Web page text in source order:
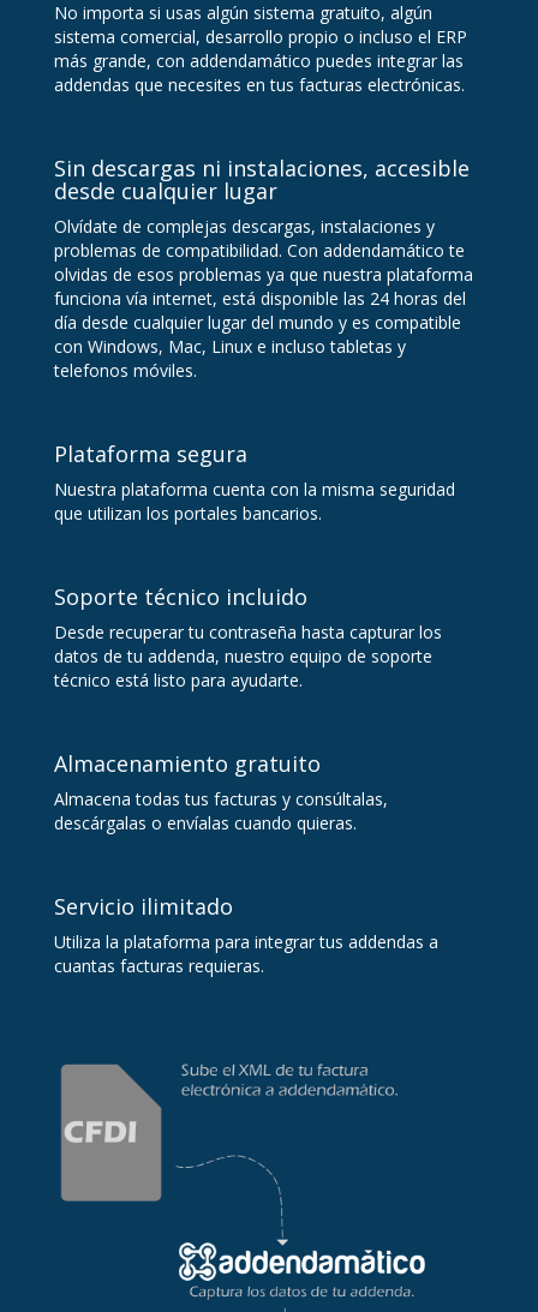
No importa si usas algún sistema gratuito, algún
sistema comercial, desarrollo propio o incluso el ERP
más grande, con addendamático puedes integrar las
addendas que necesites en tus facturas electrónicas.
Sin descargas ni instalaciones, accesible
desde cualquier lugar
Olvídate de complejas descargas, instalaciones y
problemas de compatibilidad. Con addendamático te
olvidas de esos problemas ya que nuestra plataforma
funciona vía internet, está disponible las 24 horas del
día desde cualquier lugar del mundo y es compatible
con Windows, Mac, Linux e incluso tabletas y
telefonos móviles.
Plataforma segura
Nuestra plataforma cuenta con la misma seguridad
que utilizan los portales bancarios.
Soporte técnico incluido
Desde recuperar tu contraseña hasta capturar los
datos de tu addenda, nuestro equipo de soporte
técnico está listo para ayudarte.
Almacenamiento gratuito
Almacena todas tus facturas y consúltalas,
descárgalas o envíalas cuando quieras.
Servicio ilimitado
Utiliza la plataforma para integrar tus addendas a
cuantas facturas requieras.